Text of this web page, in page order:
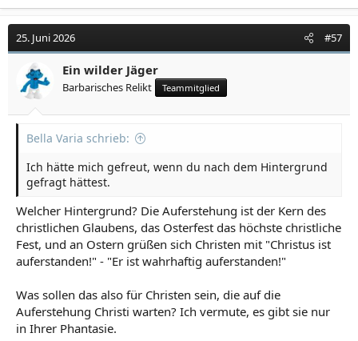
25. Juni 2026 #57
Ein wilder Jäger
Barbarisches Relikt Teammitglied
Bella Varia schrieb:
Ich hätte mich gefreut, wenn du nach dem Hintergrund
gefragt hättest.
Welcher Hintergrund? Die Auferstehung ist der Kern des
christlichen Glaubens, das Osterfest das höchste christliche
Fest, und an Ostern grüßen sich Christen mit "Christus ist
auferstanden!" - "Er ist wahrhaftig auferstanden!"
Was sollen das also für Christen sein, die auf die
Auferstehung Christi warten? Ich vermute, es gibt sie nur
in Ihrer Phantasie.